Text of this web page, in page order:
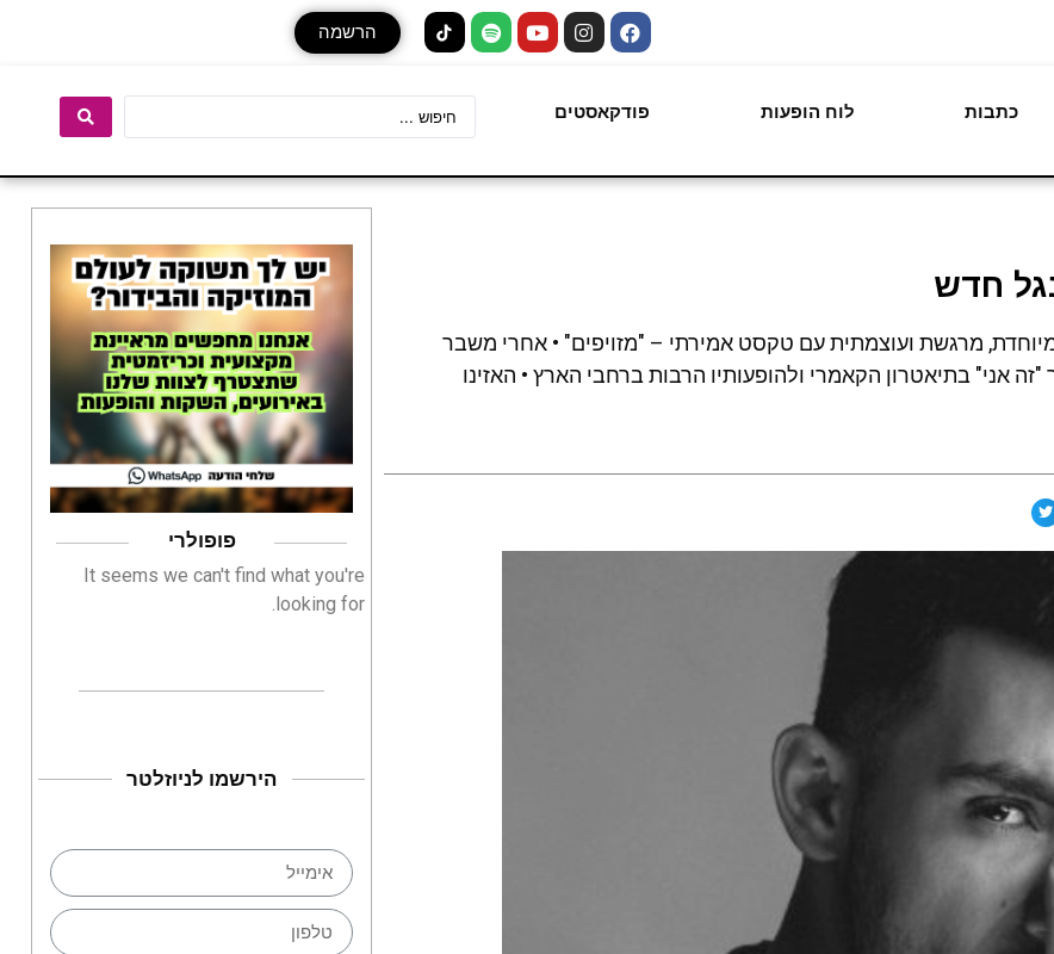
הרשמה
כתבות לוח הופעות פודקאסטים
חדש
מרגשת ועוצמתית עם טקסט אמירתי – "מזויפים" • אחרי משבר
אני" בתיאטרון הקאמרי ולהופעותיו הרבות ברחבי הארץ • האזינו
פופולרי
It seems we can't find what you're
looking for.
הירשמו לניוזלטר